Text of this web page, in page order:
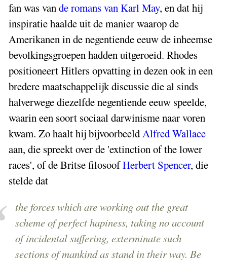
fan was vande romans van Karl May, en dat hij
inspiratie haalde uit de manier waarop de
Amerikanen in de negentiende eeuw de inheemse
bevolkingsgroepen hadden uitgeroeid. Rhodes
positioneert Hitlers opvatting in dezen ook in een
bredere maatschappelijk discussie die al sinds
halverwege diezelfde negentiende eeuw speelde,
waarin een soort sociaal darwinisme naar voren
kwam. Zo haalt hij bijvoorbeeldAlfred Wallace
aan, die spreekt over de 'extinction of the lower
races', of de Britse filosoofHerbert Spencer, die
stelde dat
the forces which are working out the great
scheme of perfect hapiness, taking no account
of incidental suffering, exterminate such
sections of mankind as stand in their way. Be